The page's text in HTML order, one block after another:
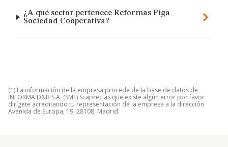
¿A qué sector pertenece Reformas Piga
Sociedad Cooperativa?
(1) La información de la empresa procede de la base de datos de
INFORMA D&B S.A. (SME) Si aprecias que existe algún error por favor
dirígete acreditando tu representación de la empresa a la dirección
Avenida de Europa, 19, 28108, Madrid.